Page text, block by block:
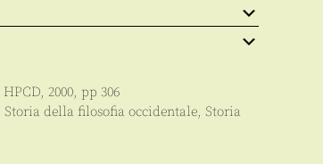
HPCD, 2000, pp 306
Storia della filosofia occidentale, Storia